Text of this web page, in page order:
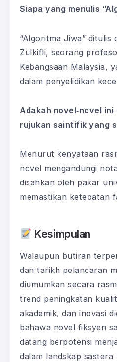
Siapa yang menulis
“Algoritma Jiwa” ditulis
Zulkifli, seorang
Kebangsaan Malaysia,
dalam penyelidikan
Adakah novel‑novel ini
rujukan saintifik yang
Menurut kenyataan
novel mengandungi
disahkan oleh pakar
memastikan ketepatan
Kesimpulan
Walaupun butiran
dan tarikh pelancaran
diumumkan secara
trend peningkatan
akademik, dan inovasi
bahawa novel fiksyen
datang berpotensi
dalam landskap sastera